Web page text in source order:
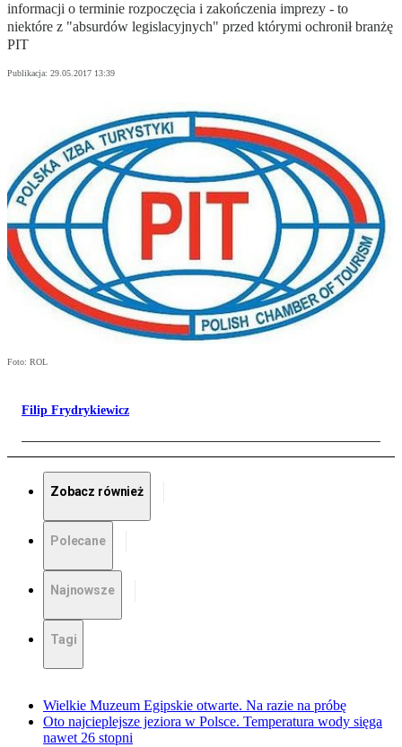
informacji o terminie rozpoczęcia i zakończenia imprezy - to
niektóre z "absurdów legislacyjnych" przed którymi ochronił branżę
PIT
Publikacja: 29.05.2017 13:39
Foto: ROL
Filip Frydrykiewicz
Zobacz również
Polecane
Najnowsze
Tagi
Wielkie Muzeum Egipskie otwarte. Na razie na próbę
Oto najcieplejsze jeziora w Polsce. Temperatura wody sięga
nawet 26 stopni